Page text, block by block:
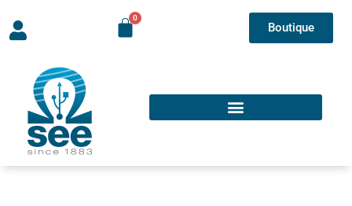
Boutique